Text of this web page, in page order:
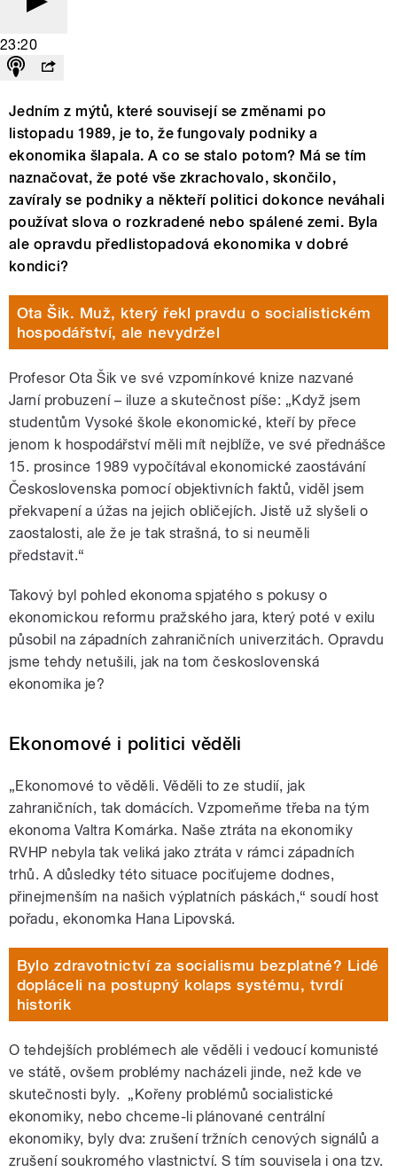
23:20
Jedním z mýtů, které souvisejí se změnami po
listopadu 1989, je to, že fungovaly podniky a
ekonomika šlapala. A co se stalo potom? Má se tím
naznačovat, že poté vše zkrachovalo, skončilo,
zavíraly se podniky a někteří politici dokonce neváhali
používat slova o rozkradené nebo spálené zemi. Byla
ale opravdu předlistopadová ekonomika v dobré
kondici?
Ota Šik. Muž, který řekl pravdu o socialistickém
hospodářství, ale nevydržel
Profesor Ota Šik ve své vzpomínkové knize nazvané
Jarní probuzení – iluze a skutečnost píše: „Když jsem
studentům Vysoké škole ekonomické, kteří by přece
jenom k hospodářství měli mít nejblíže, ve své přednášce
15. prosince 1989 vypočítával ekonomické zaostávání
Československa pomocí objektivních faktů, viděl jsem
překvapení a úžas na jejich obličejích. Jistě už slyšeli o
zaostalosti, ale že je tak strašná, to si neuměli
představit.“
Takový byl pohled ekonoma spjatého s pokusy o
ekonomickou reformu pražského jara, který poté v exilu
působil na západních zahraničních univerzitách. Opravdu
jsme tehdy netušili, jak na tom československá
ekonomika je?
Ekonomové i politici věděli
„Ekonomové to věděli. Věděli to ze studií, jak
zahraničních, tak domácích. Vzpomeňme třeba na tým
ekonoma Valtra Komárka. Naše ztráta na ekonomiky
RVHP nebyla tak veliká jako ztráta v rámci západních
trhů. A důsledky této situace pociťujeme dodnes,
přinejmenším na našich výplatních páskách,“ soudí host
pořadu, ekonomka Hana Lipovská.
Bylo zdravotnictví za socialismu bezplatné? Lidé
dopláceli na postupný kolaps systému, tvrdí
historik
O tehdejších problémech ale věděli i vedoucí komunisté
ve státě, ovšem problémy nacházeli jinde, než kde ve
skutečnosti byly. „Kořeny problémů socialistické
ekonomiky, nebo chceme-li plánované centrální
ekonomiky, byly dva: zrušení tržních cenových signálů a
zrušení soukromého vlastnictví. S tím souvisela i ona tzv.